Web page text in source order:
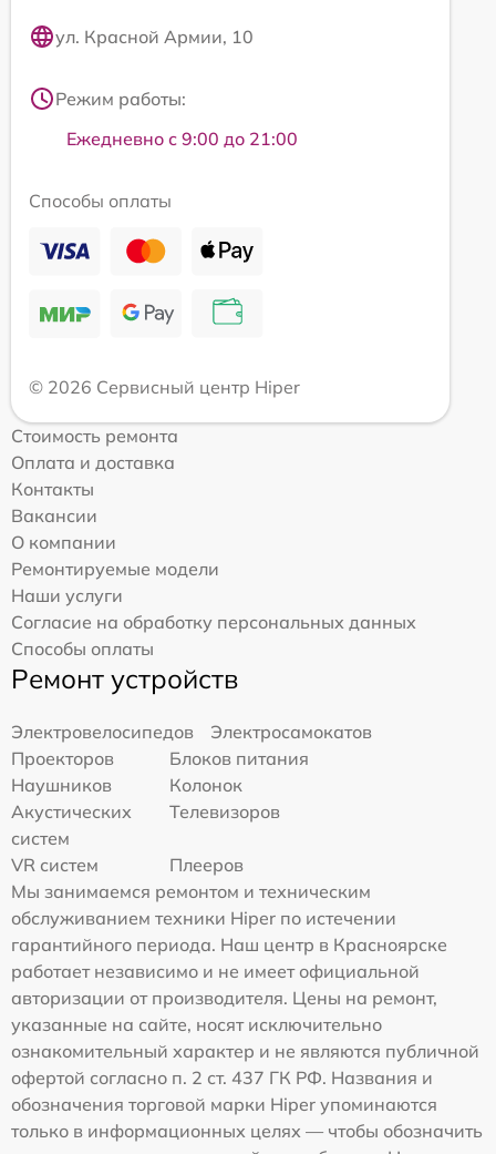
ул. Красной Армии, 10
Режим работы:
Ежедневно с 9:00 до 21:00
Способы оплаты
© 2026 Сервисный центр Hiper
Стоимость ремонта
Оплата и доставка
Контакты
Вакансии
О компании
Ремонтируемые модели
Наши услуги
Согласие на обработку персональных данных
Способы оплаты
Ремонт устройств
Электровелосипедов
Электросамокатов
Проекторов
Блоков питания
Наушников
Колонок
Акустических
систем
Телевизоров
VR систем
Плееров
Мы занимаемся ремонтом и техническим
обслуживанием техники Hiper по истечении
гарантийного периода. Наш центр в Красноярске
работает независимо и не имеет официальной
авторизации от производителя. Цены на ремонт,
указанные на сайте, носят исключительно
ознакомительный характер и не являются публичной
офертой согласно п. 2 ст. 437 ГК РФ. Названия и
обозначения торговой марки Hiper упоминаются
только в информационных целях — чтобы обозначить